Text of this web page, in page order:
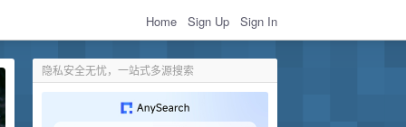
Home Sign Up Sign In
隐私安全无忧，一站式多源搜索